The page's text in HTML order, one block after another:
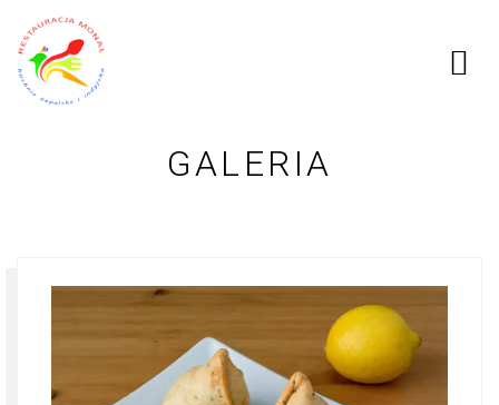
GALERIA